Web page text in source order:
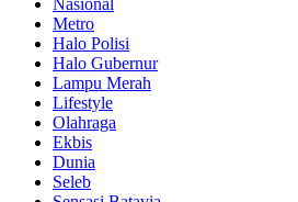
Metro
Halo Polisi
Halo Gubernur
Lampu Merah
Lifestyle
Olahraga
Ekbis
Dunia
Seleb